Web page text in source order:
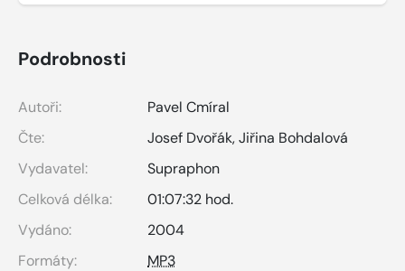
Podrobnosti
Autoři:
Pavel Cmíral
Čte:
Josef Dvořák,Jiřina Bohdalová
Vydavatel:
Supraphon
Celková délka:
01:07:32 hod.
Vydáno:
2004
Formáty:
MP3